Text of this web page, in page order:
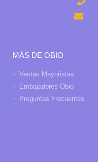
MÁS DE OBIO
Ventas Mayoristas
Embajadores Obio
Preguntas Frecuentes